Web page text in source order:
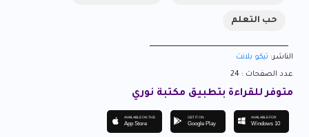
حب التعلم
الناشر: تيكو بلانت
عدد الصفحات : 24
متوفر للقراءة بتطبيق مكتبة نوري
AVAILABLE ON THE
App Store
GET IT ON
Google Play
AVAILABLE FOR
Windows 10